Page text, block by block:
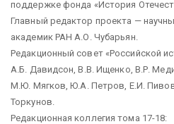
поддержке фонда «История
Главный редактор проекта —
академик РАН А.О. Чубарьян.
Редакционный совет «Российской
А.Б. Давидсон, В.В. Ищенко, В.Р.
М.Ю. Мягков, Ю.А. Петров, Е.И.
Торкунов.
Редакционная коллегия тома 17-18: